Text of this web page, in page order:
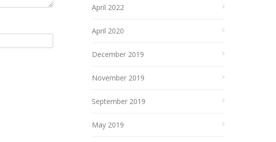
April 2022
April 2020
December 2019
November 2019
September 2019
May 2019